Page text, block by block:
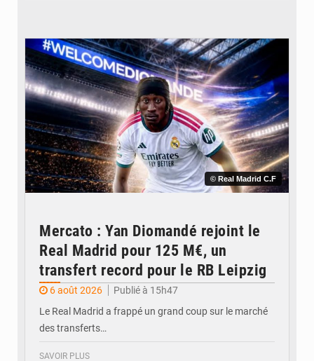
© Real Madrid C.F
Mercato : Yan Diomandé rejoint le
Real Madrid pour 125 M€, un
transfert record pour le RB Leipzig
6 août 2026
Publié à 15h47
Le Real Madrid a frappé un grand coup sur le marché
des transferts…
SAVOIR PLUS